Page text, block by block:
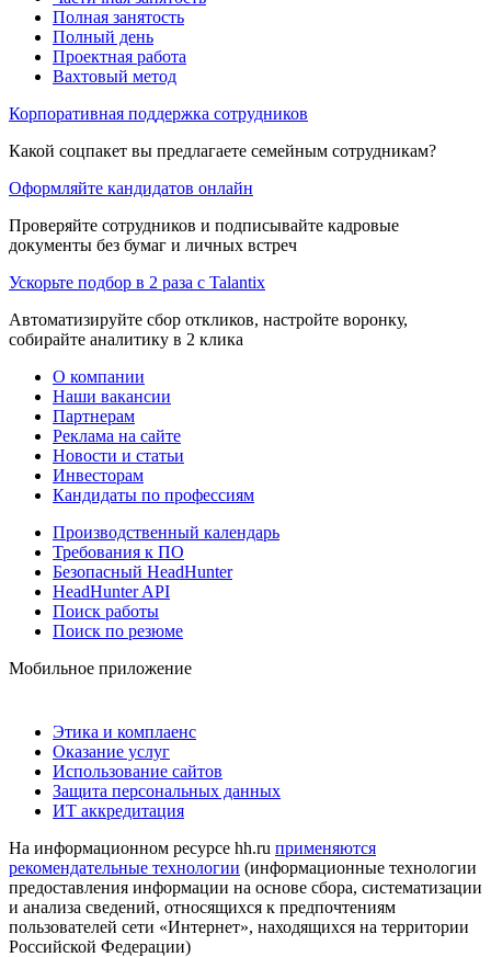
Полная занятость
Полный день
Проектная работа
Вахтовый метод
Корпоративная поддержка сотрудников
Какой соцпакет вы предлагаете семейным сотрудникам?
Оформляйте кандидатов онлайн
Проверяйте сотрудников и подписывайте кадровые
документы без бумаг и личных встреч
Ускорьте подбор в 2 раза с Talantix
Автоматизируйте сбор откликов, настройте воронку,
собирайте аналитику в 2 клика
О компании
Наши вакансии
Партнерам
Реклама на сайте
Новости и статьи
Инвесторам
Кандидаты по профессиям
Производственный календарь
Требования к ПО
Безопасный HeadHunter
HeadHunter API
Поиск работы
Поиск по резюме
Мобильное приложение
Этика и комплаенс
Оказание услуг
Использование сайтов
Защита персональных данных
ИТ аккредитация
На информационном ресурсе hh.ru применяются
рекомендательные технологии (информационные технологии
предоставления информации на основе сбора, систематизации
и анализа сведений, относящихся к предпочтениям
пользователей сети «Интернет», находящихся на территории
Российской Федерации)